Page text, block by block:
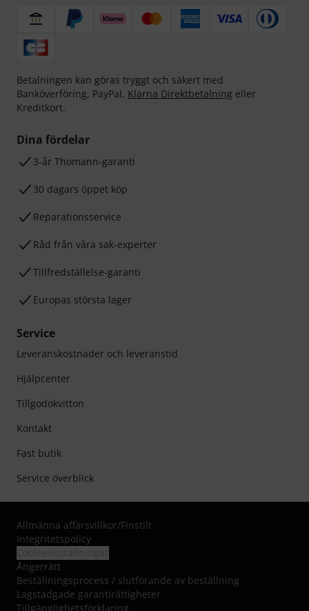
Betalningen kan göras tryggt och säkert med
Banköverföring, PayPal, Klarna Direktbetalning eller
Kreditkort.
Dina fördelar
3-år Thomann-garanti
30 dagars öppet köp
Reparationsservice
Råd från våra sak-experter
Tillfredställelse-garanti
Europas största lager
Service
Leveranskostnader och leveranstid
Hjälpcenter
Tillgodokvitton
Kontakt
Fast butik
Service överblick
Allmänna affärsvillkor/Finstilt
Integritetspolicy
Ångerrätt
Beställningsprocess / slutförande av beställning
Lagstadgade garantirättigheter
Tillgänglighetsförklaring